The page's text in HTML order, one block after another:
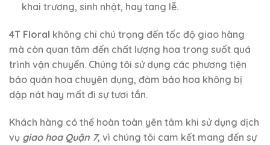
khai trương, sinh nhật, hay tang lễ.
4T Floral không chỉ chú trọng đến tốc độ giao hàng
mà còn quan tâm đến chất lượng hoa trong suốt quá
trình vận chuyển. Chúng tôi sử dụng các phương tiện
bảo quản hoa chuyên dụng, đảm bảo hoa không bị
dập nát hay mất đi sự tươi tắn.
Khách hàng có thể hoàn toàn yên tâm khi sử dụng dịch
vụ giao hoa Quận 7, vì chúng tôi cam kết mang đến sự